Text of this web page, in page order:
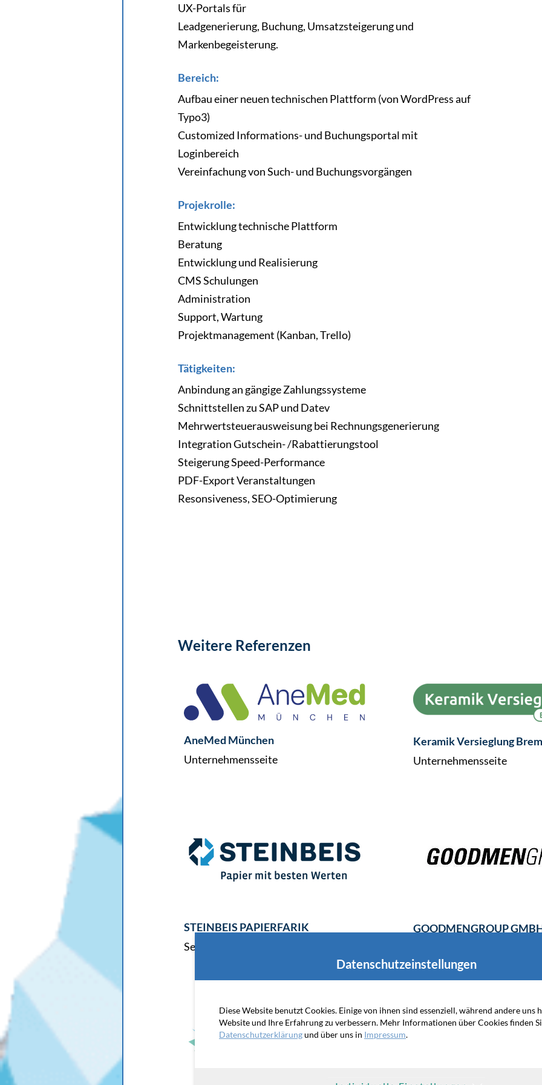
UX-Portals für
Leadgenerierung, Buchung, Umsatzsteigerung und
Markenbegeisterung.
Bereich:
Aufbau einer neuen technischen Plattform (von WordPress auf
Typo3)
Customized Informations- und Buchungsportal mit
Loginbereich
Vereinfachung von Such- und Buchungsvorgängen
Projekrolle:
Entwicklung technische Plattform
Beratung
Entwicklung und Realisierung
CMS Schulungen
Administration
Support, Wartung
Projektmanagement (Kanban, Trello)
Tätigkeiten:
Anbindung an gängige Zahlungssysteme
Schnittstellen zu SAP und Datev
Mehrwertsteuerausweisung bei Rechnungsgenerierung
Integration Gutschein- /Rabattierungstool
Steigerung Speed-Performance
PDF-Export Veranstaltungen
Resonsiveness, SEO-Optimierung
Weitere Referenzen
AneMed München
Unternehmensseite
Keramik Versieglung
Unternehmensseite
STEINBEIS PAPIERFARIK
Service- und Vertriebsportals
GOODMENGROUP
Datenschutzeinstellungen
Diese Website benutzt Cookies. Einige von ihnen sind essenziell, während andere uns
Website und Ihre Erfahrung zu verbessern. Mehr Informationen über Cookies finden
Datenschutzerklärungund über uns in Impressum.